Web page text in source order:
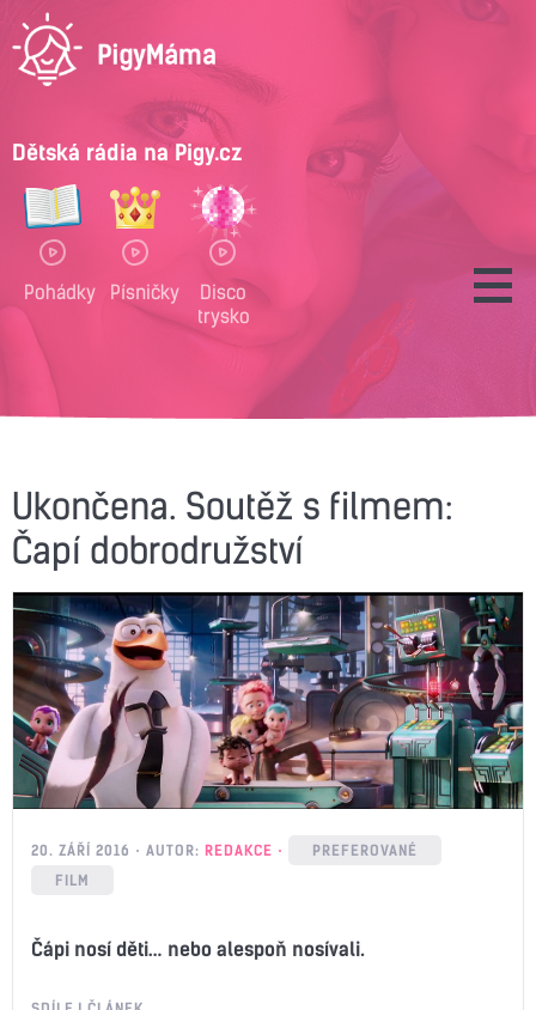
Dětská rádia na Pigy.cz
Pohádky Písničky
Disco
trysko
Ukončena. Soutěž s filmem:
Čapí dobrodružství
20. ZÁŘÍ 2016 AUTOR: REDAKCE
PREFEROVANÉ
FILM
Čápi nosí děti… nebo alespoň nosívali.